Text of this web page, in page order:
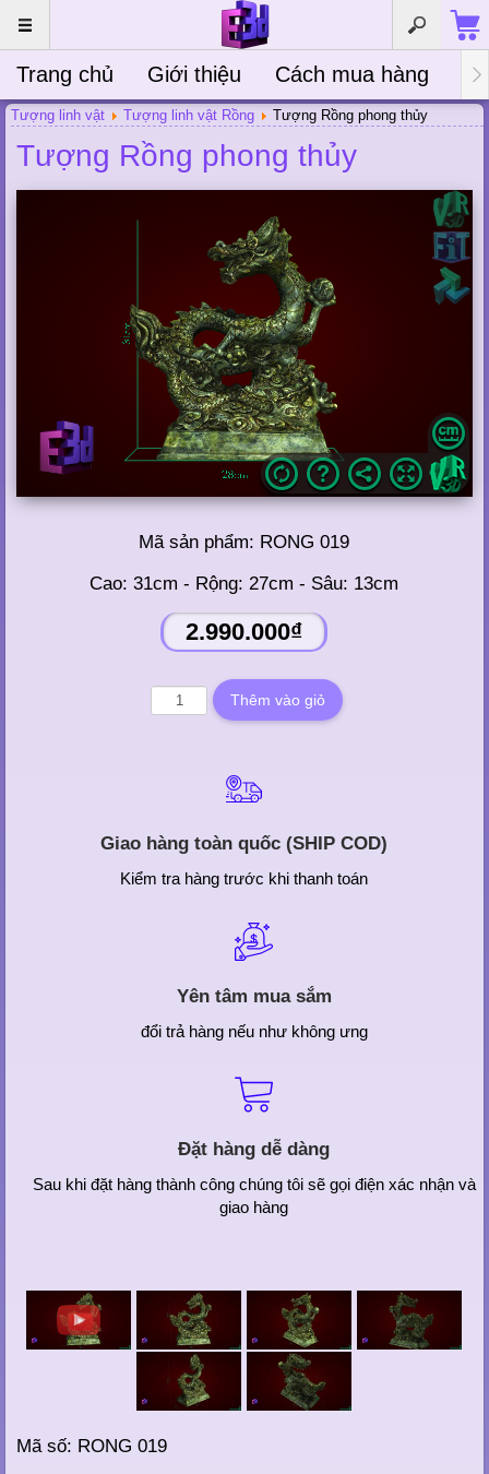
Trang chủ Giới thiệu Cách mua hàng
Tượng linh vật Tượng linh vật Rồng Tượng Rồng phong thủy
Tượng Rồng phong thủy
Mã sản phẩm: RONG 019
Cao: 31cm - Rộng: 27cm - Sâu: 13cm
2.990.000₫
Giao hàng toàn quốc (SHIP COD)
Kiểm tra hàng trước khi thanh toán
Yên tâm mua sắm
đổi trả hàng nếu như không ưng
Đặt hàng dễ dàng
Sau khi đặt hàng thành công chúng tôi sẽ gọi điện xác nhận và
giao hàng
Mã số: RONG 019